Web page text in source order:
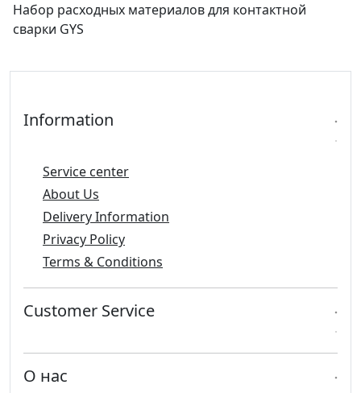
Набор расходных материалов для контактной
сварки GYS
Information
Service center
About Us
Delivery Information
Privacy Policy
Terms & Conditions
Customer Service
О нас